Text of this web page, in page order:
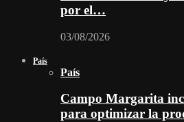
por el…
03/08/2026
País
País
Campo Margarita
para optimizar la